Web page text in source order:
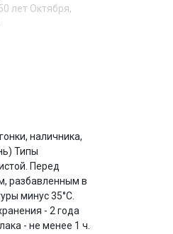
лет Октября,
наличника,
Типы
Перед
разбавленным в
минус 35°С.
- 2 года
- не менее 1 ч.